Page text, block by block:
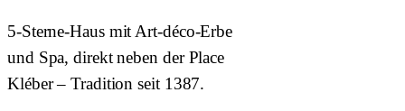
5-Sterne-Haus mit Art-déco-Erbe
und Spa, direkt neben der Place
Kléber – Tradition seit 1387.